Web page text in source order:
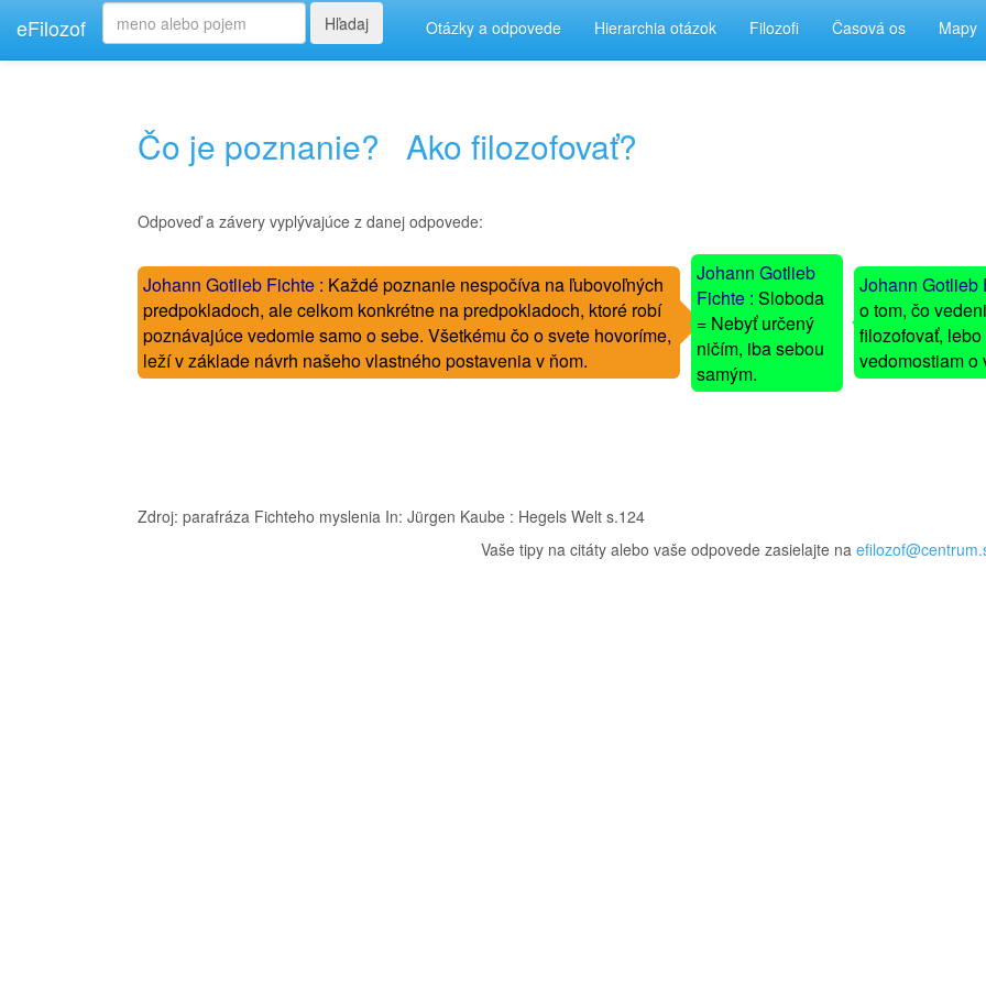
eFilozof Hľadaj Otázky a odpovede Hierarchia otázok Filozofi Časová os Mapy
Čo je poznanie? Ako filozofovať?
Odpoveď a závery vyplývajúce z danej odpovede:
Johann Gotlieb Fichte : Každé poznanie nespočíva na ľubovoľných
predpokladoch, ale celkom konkrétne na predpokladoch, ktoré robí
poznávajúce vedomie samo o sebe. Všetkému čo o svete hovoríme,
leží v základe návrh našeho vlastného postavenia v ňom.
-
-
Johann Gotlieb
Fichte : Sloboda
= Nebyť určený
ničím, iba sebou
samým.
Johann Gotlieb
o tom, čo
filozofovať,
vedomostiam o
Zdroj: parafráza Fichteho myslenia In: Jürgen Kaube : Hegels Welt s.124
Vaše tipy na citáty alebo vaše odpovede zasielajte na